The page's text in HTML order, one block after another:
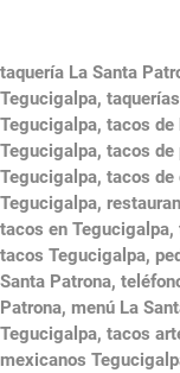
taquería La Santa
Tegucigalpa,
Tegucigalpa, tacos
Tegucigalpa, tacos
Tegucigalpa, tacos
Tegucigalpa,
tacos en
tacos Tegucigalpa,
Santa Patrona,
Patrona, menú La
Tegucigalpa, tacos
mexicanos